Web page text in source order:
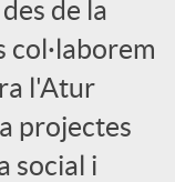
de la
col·laborem
l'Atur
projectes
social i